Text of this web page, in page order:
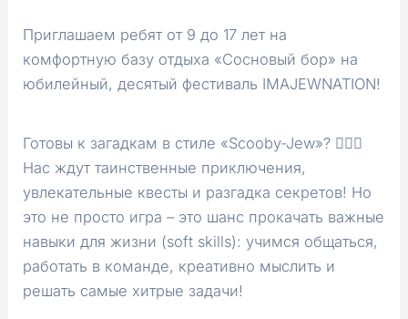
Приглашаем ребят от 9 до 17 лет на
комфортную базу отдыха «Сосновый бор» на
юбилейный, десятый фестиваль IMAJEWNATION!
Готовы к загадкам в стиле «Scooby-Jew»? 🐕‍🦺🔦
Нас ждут таинственные приключения,
увлекательные квесты и разгадка секретов! Но
это не просто игра – это шанс прокачать важные
навыки для жизни (soft skills): учимся общаться,
работать в команде, креативно мыслить и
решать самые хитрые задачи!